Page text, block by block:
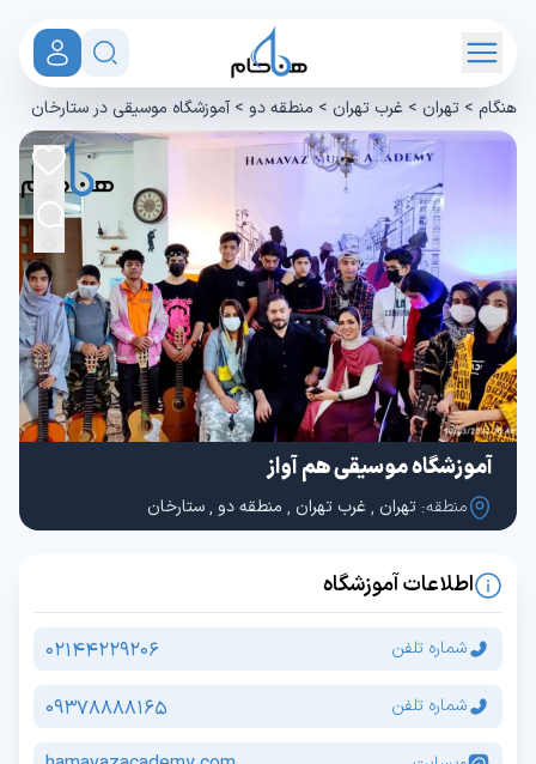
هنگام > تهران > غرب تهران > منطقه دو >آموزشگاه موسیقی در ستارخان
آموزشگاه موسیقی هم آواز
منطقه: تهران , غرب تهران , منطقه دو ,ستارخان
اطلاعات آموزشگاه
شماره تلفن 02144229206
شماره تلفن 09378888165